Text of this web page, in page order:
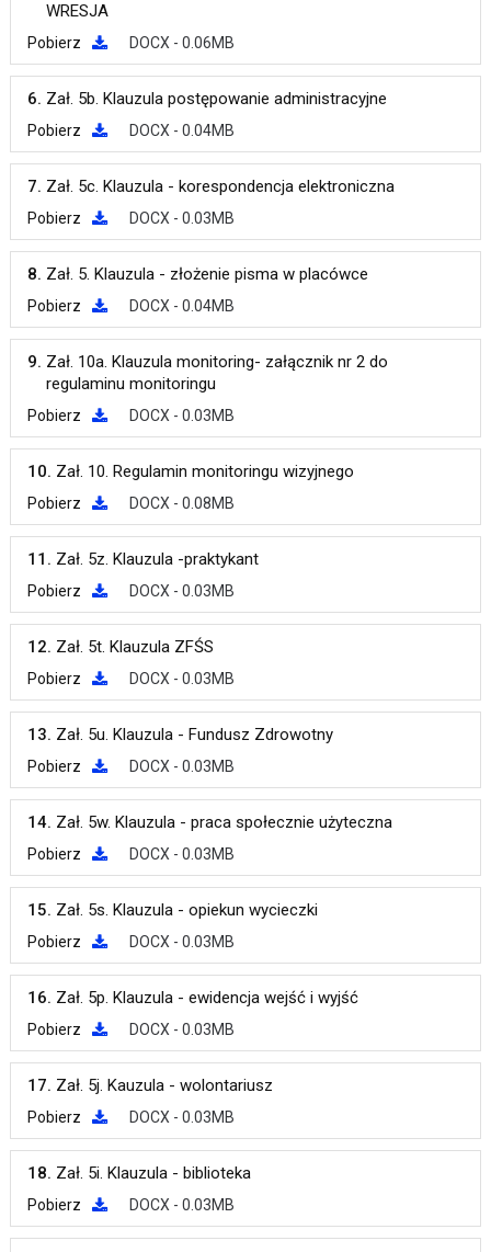
WRESJA
Pobierz DOCX - 0.06MB
6. Zał. 5b. Klauzula postępowanie administracyjne
Pobierz DOCX - 0.04MB
7. Zał. 5c. Klauzula - korespondencja elektroniczna
Pobierz DOCX - 0.03MB
8. Zał. 5. Klauzula - złożenie pisma w placówce
Pobierz DOCX - 0.04MB
9. Zał. 10a. Klauzula monitoring- załącznik nr 2 do
regulaminu monitoringu
Pobierz DOCX - 0.03MB
10. Zał. 10. Regulamin monitoringu wizyjnego
Pobierz DOCX - 0.08MB
11. Zał. 5z. Klauzula -praktykant
Pobierz DOCX - 0.03MB
12. Zał. 5t. Klauzula ZFŚS
Pobierz DOCX - 0.03MB
13. Zał. 5u. Klauzula - Fundusz Zdrowotny
Pobierz DOCX - 0.03MB
14. Zał. 5w. Klauzula - praca społecznie użyteczna
Pobierz DOCX - 0.03MB
15. Zał. 5s. Klauzula - opiekun wycieczki
Pobierz DOCX - 0.03MB
16. Zał. 5p. Klauzula - ewidencja wejść i wyjść
Pobierz DOCX - 0.03MB
17. Zał. 5j. Kauzula - wolontariusz
Pobierz DOCX - 0.03MB
18. Zał. 5i. Klauzula - biblioteka
Pobierz DOCX - 0.03MB